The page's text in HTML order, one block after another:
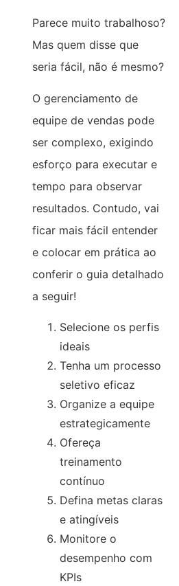
Parece muito trabalhoso?
Mas quem disse que
seria fácil, não é mesmo?
O gerenciamento de
equipe de vendas pode
ser complexo, exigindo
esforço para executar e
tempo para observar
resultados. Contudo, vai
ficar mais fácil entender
e colocar em prática ao
conferir o guia detalhado
a seguir!
Selecione os perfis
ideais
Tenha um processo
seletivo eficaz
Organize a equipe
estrategicamente
Ofereça
treinamento
contínuo
Defina metas claras
e atingíveis
Monitore o
desempenho com
KPIs